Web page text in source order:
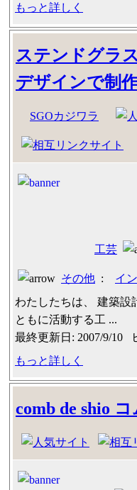
もっと詳しく
ステンドグラ
デザインで制
SGOカジワラ
工芸
その他 : イ
わたしたちは、 建築設
ともに活動する工 ...
最終更新日: 2007/9/10
もっと詳しく
comb de shio